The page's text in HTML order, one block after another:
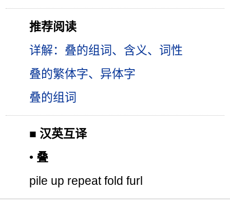
推荐阅读
详解：叠的组词、含义、词性
叠的繁体字、异体字
叠的组词
■ 汉英互译
• 叠
pile up repeat fold furl